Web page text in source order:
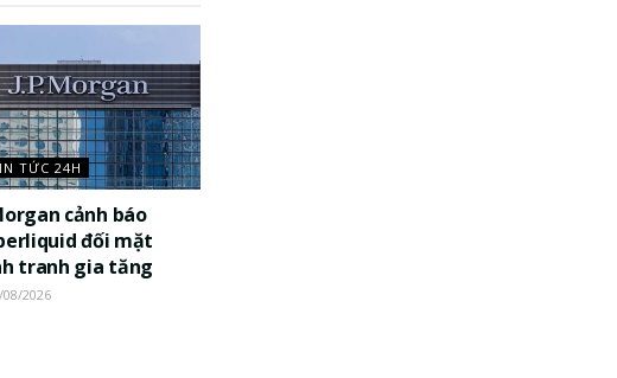
TỨC 24H
cảnh báo
đối mặt
tranh gia tăng
2026